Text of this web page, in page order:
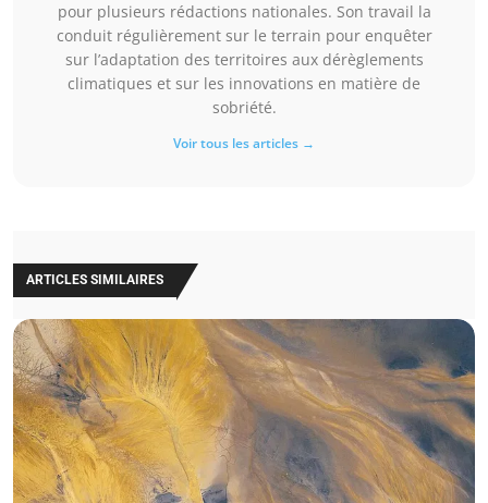
pour plusieurs rédactions nationales. Son travail la
conduit régulièrement sur le terrain pour enquêter
sur l’adaptation des territoires aux dérèglements
climatiques et sur les innovations en matière de
sobriété.
Voir tous les articles →
ARTICLES SIMILAIRES